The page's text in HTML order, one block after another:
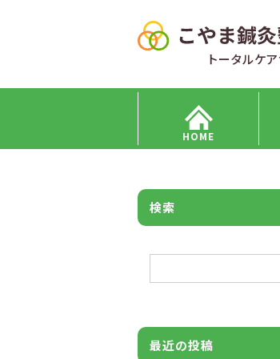
トータルケ
HOME
検索
検索
最近の投稿